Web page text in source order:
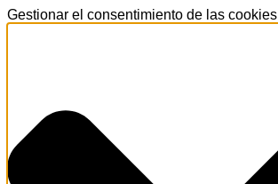
Gestionar el consentimiento de las cookies